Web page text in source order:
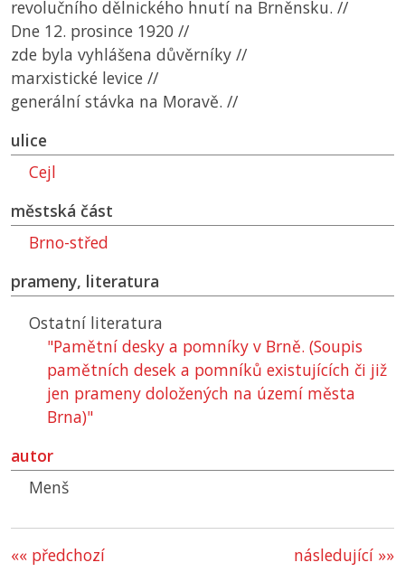
revolučního dělnického hnutí na Brněnsku. //
Dne 12. prosince 1920 //
zde byla vyhlášena důvěrníky //
marxistické levice //
generální stávka na Moravě. //
ulice
Cejl
městská část
Brno-střed
prameny, literatura
Ostatní literatura
"Pamětní desky a pomníky v Brně. (Soupis
pamětních desek a pomníků existujících či již
jen prameny doložených na území města
Brna)"
autor
Menš
«« předchozí následující »»